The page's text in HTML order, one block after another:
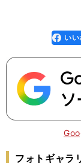
faceboo
k
いい
フォトギャラ